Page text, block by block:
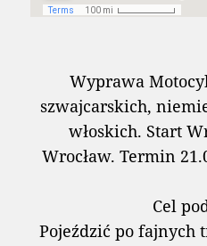
Wyprawa
szwajcarskich,
włoskich. Start
Wrocław. Termin
Cel
Pojeździć po fajnych